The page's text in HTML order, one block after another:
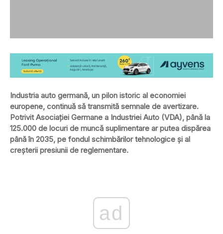
Industria auto germană, un pilon istoric al economiei
europene, continuă să transmită semnale de avertizare.
Potrivit Asociației Germane a Industriei Auto (VDA), până la
125.000 de locuri de muncă suplimentare ar putea dispărea
până în 2035, pe fondul schimbărilor tehnologice și al
creșterii presiunii de reglementare.
ad